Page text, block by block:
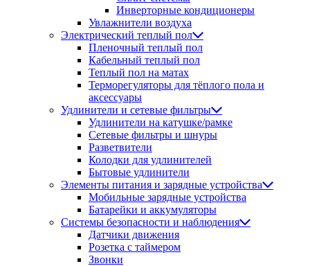
Инверторные кондиционеры
Увлажнители воздуха
Электрический теплый пол
Пленочный теплый пол
Кабельный теплый пол
Теплый пол на матах
Терморегуляторы для тёплого пола и
аксессуары
Удлинители и сетевые фильтры
Удлинители на катушке/рамке
Сетевые фильтры и шнуры
Разветвители
Колодки для удлинителей
Бытовые удлинители
Элементы питания и зарядные устройства
Мобильные зарядные устройства
Батарейки и аккумуляторы
Системы безопасности и наблюдения
Датчики движения
Розетка с таймером
Звонки